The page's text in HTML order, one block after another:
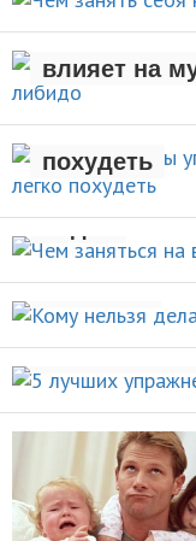
АКТИВНЫЙ ОТДЫХ
Рождение
влияет на
НОВОСТИ
Стали
которые
похудеть
НОВОСТИ
Чем
воде?
ВИДЫ СПОРТА
Кому
“планка”
НОВОСТИ
5 лучших
избавления
ПОХУДЕНИЕ